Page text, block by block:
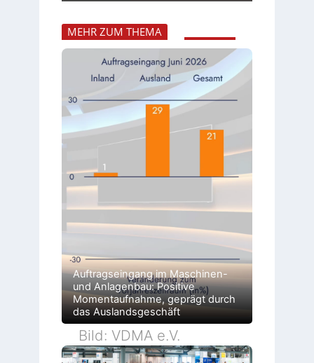
MEHR ZUM THEMA
Auftragseingang im Maschinen-
und Anlagenbau: Positive
Momentaufnahme, geprägt durch
das Auslandsgeschäft
Bild: VDMA e.V.